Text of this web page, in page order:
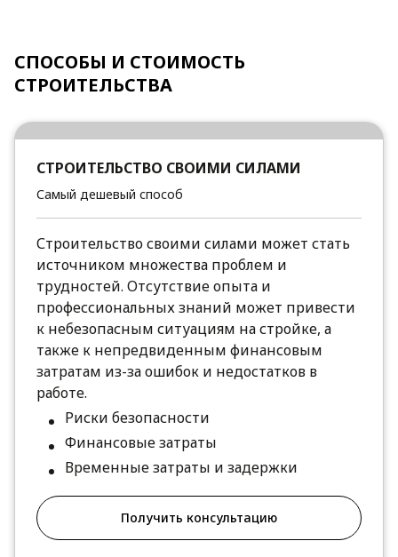
СПОСОБЫ И СТОИМОСТЬ
СТРОИТЕЛЬСТВА
СТРОИТЕЛЬСТВО СВОИМИ СИЛАМИ
Самый дешевый способ
Строительство своими силами может стать
источником множества проблем и
трудностей. Отсутствие опыта и
профессиональных знаний может привести
к небезопасным ситуациям на стройке, а
также к непредвиденным финансовым
затратам из-за ошибок и недостатков в
работе.
Риски безопасности
Финансовые затраты
Временные затраты и задержки
Получить консультацию